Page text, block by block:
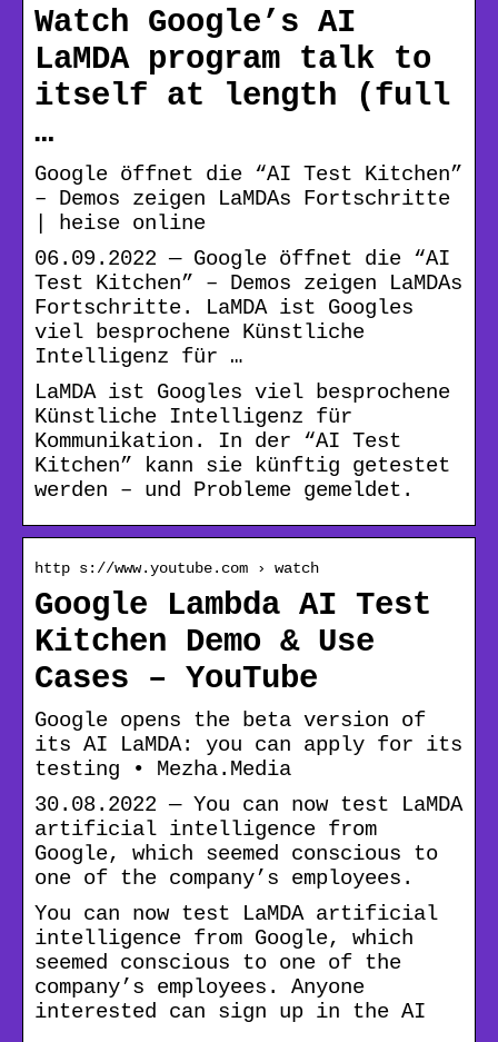
Watch Google’s AI
LaMDA program talk to
itself at length (full
…
Google öffnet die “AI Test Kitchen”
– Demos zeigen LaMDAs Fortschritte
| heise online
06.09.2022 — Google öffnet die “AI
Test Kitchen” – Demos zeigen LaMDAs
Fortschritte. LaMDA ist Googles
viel besprochene Künstliche
Intelligenz für …
LaMDA ist Googles viel besprochene
Künstliche Intelligenz für
Kommunikation. In der “AI Test
Kitchen” kann sie künftig getestet
werden – und Probleme gemeldet.
http s://www.youtube.com › watch
Google Lambda AI Test
Kitchen Demo & Use
Cases – YouTube
Google opens the beta version of
its AI LaMDA: you can apply for its
testing • Mezha.Media
30.08.2022 — You can now test LaMDA
artificial intelligence from
Google, which seemed conscious to
one of the company’s employees.
You can now test LaMDA artificial
intelligence from Google, which
seemed conscious to one of the
company’s employees. Anyone
interested can sign up in the AI